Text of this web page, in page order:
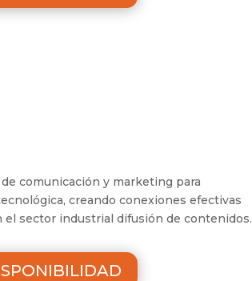
comunicación y marketing para
creando conexiones efectivas
sector industrial difusión de contenidos.